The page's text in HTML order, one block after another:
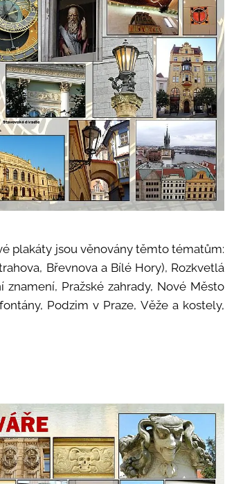
plakáty jsou věnovány těmto tématům:
Břevnova a Bílé Hory), Rozkvetlá
Pražské zahrady, Nové Město
Podzim v Praze, Věže a kostely,